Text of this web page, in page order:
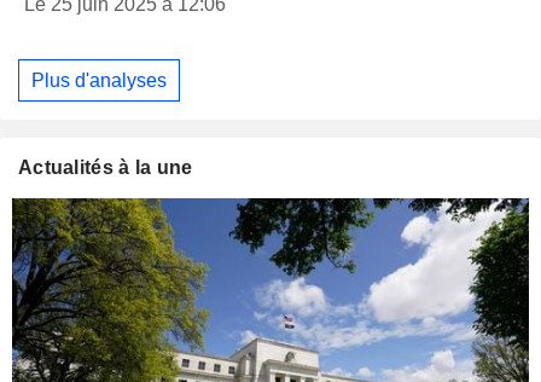
Le 25 juin 2025 à 12:06
Plus d'analyses
Actualités à la une